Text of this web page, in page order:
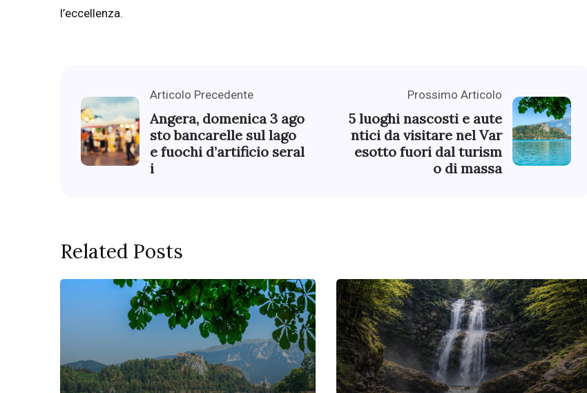
l’eccellenza.
Articolo Precedente
Angera, domenica 3 ago
sto bancarelle sul lago
e fuochi d’artificio seral
i
Prossimo Articolo
5 luoghi nascosti e aute
ntici da visitare nel Var
esotto fuori dal turism
o di massa
Related Posts